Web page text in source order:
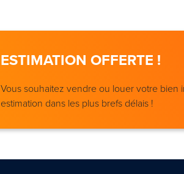
ESTIMATION OFFERTE !
Vous souhaitez vendre ou louer votre bien
estimation dans les plus brefs délais !